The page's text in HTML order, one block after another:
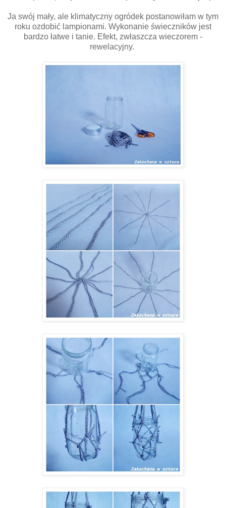
Ja swój mały, ale klimatyczny ogródek postanowiłam w tym
roku ozdobić lampionami. Wykonanie świeczników jest
bardzo łatwe i tanie. Efekt, zwłaszcza wieczorem -
rewelacyjny.